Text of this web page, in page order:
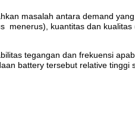
masalah antara demand
menerus), kuantitas dan
tegangan dan frekuensi
battery tersebut relative tinggi